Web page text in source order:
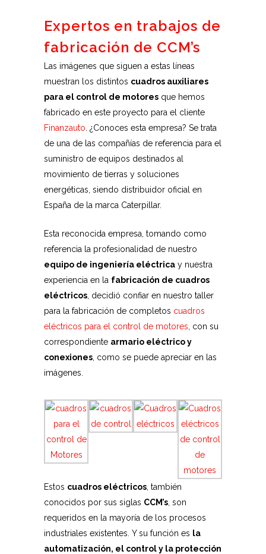
Expertos en trabajos de
fabricación de CCM’s
Las imágenes que siguen a estas líneas
muestran los distintos cuadros auxiliares
para el control de motores que hemos
fabricado en este proyecto para el cliente
Finanzauto . ¿Conoces esta empresa? Se trata
de una de las compañías de referencia para el
suministro de equipos destinados al
movimiento de tierras y soluciones
energéticas, siendo distribuidor oficial en
España de la marca Caterpillar.
Esta reconocida empresa, tomando como
referencia la profesionalidad de nuestro
equipo de ingeniería eléctrica y nuestra
experiencia en la fabricación de cuadros
eléctricos , decidió confiar en nuestro taller
para la fabricación de completos cuadros
eléctricos para el control de motores , con su
correspondiente armario eléctrico y
conexiones , como se puede apreciar en las
imágenes.
Estos cuadros eléctricos , también
conocidos por sus siglas CCM’s , son
requeridos en la mayoría de los procesos
industriales existentes. Y su función es la
automatización, el control y la protección